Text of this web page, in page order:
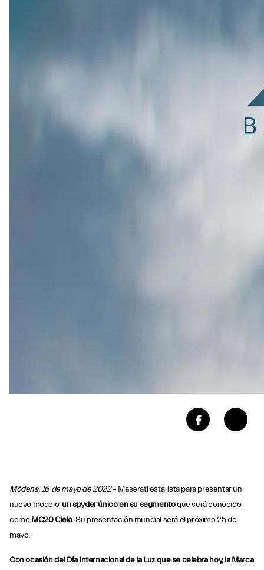
Módena, 16 de mayo de 2022– Maserati está lista para presentar un
nuevo modelo:un spyder único en su segmentoque será conocido
comoMC20 Cielo. Su presentación mundial será el próximo 25 de
mayo.
Con ocasión del Día Internacional de la Luz que se celebra hoy, la Marca